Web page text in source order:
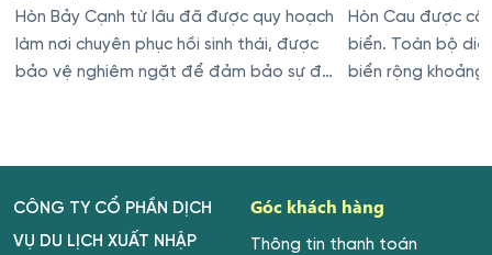
Hòn Bảy Cạnh từ lâu đã được quy hoạch
làm nơi chuyên phục hồi sinh thái, được
bảo vệ nghiêm ngặt để đảm bảo sự đa
Hòn Cau được
biển. Toàn bộ
biển rộng khoảng
CÔNG TY CỔ PHẦN DỊCH
VỤ DU LỊCH XUẤT NHẬP
Góc khách hàng
Thông tin thanh toán